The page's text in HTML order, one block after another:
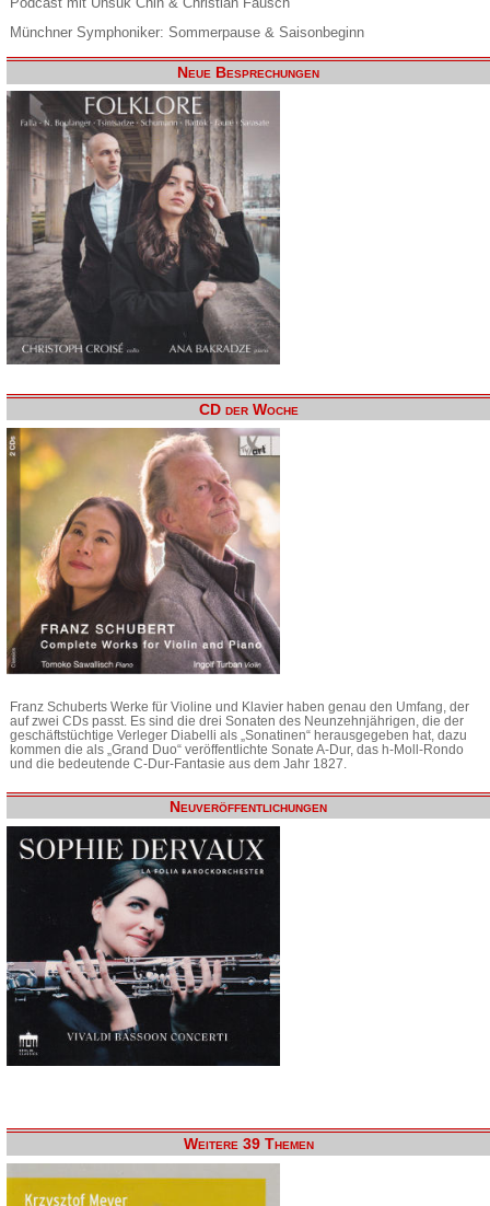
Münchner Symphoniker: Sommerpause & Saisonbeginn
Neue Besprechungen
CD der Woche
Franz Schuberts Werke für Violine und Klavier haben genau den Umfang, der
auf zwei CDs passt. Es sind die drei Sonaten des Neunzehnjährigen, die der
geschäftstüchtige Verleger Diabelli als „Sonatinen“ herausgegeben hat, dazu
kommen die als „Grand Duo“ veröffentlichte Sonate A-Dur, das h-Moll-Rondo
und die bedeutende C-Dur-Fantasie aus dem Jahr 1827.
Neuveröffentlichungen
Weitere 39 Themen